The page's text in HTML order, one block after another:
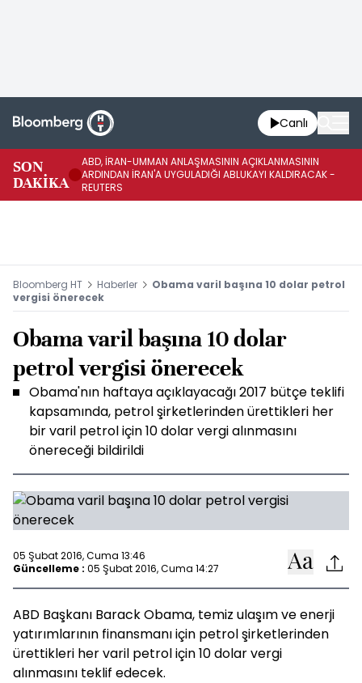
Canlı
SON
DAKİKA
ABD, İRAN-UMMAN ANLAŞMASININ AÇIKLANMASININ
ARDINDAN İRAN'A UYGULADIĞI ABLUKAYI KALDIRACAK -
REUTERS
Bloomberg HT Haberler
Obama varil başına 10 dolar petrol
vergisi önerecek
Obama varil başına 10 dolar
petrol vergisi önerecek
Obama'nın haftaya açıklayacağı 2017 bütçe teklifi
kapsamında, petrol şirketlerinden ürettikleri her
bir varil petrol için 10 dolar vergi alınmasını
önereceği bildirildi
05 Şubat 2016, Cuma 13:46
Güncelleme : 05 Şubat 2016, Cuma 14:27
ABD Başkanı Barack Obama, temiz ulaşım ve enerji
yatırımlarının finansmanı için petrol şirketlerinden
ürettikleri her varil petrol için 10 dolar vergi
alınmasını teklif edecek.